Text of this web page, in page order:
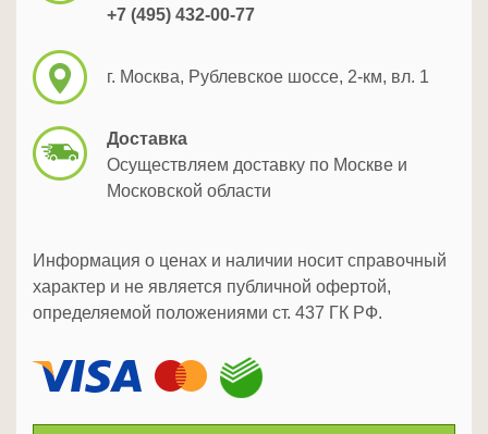
+7 (495) 432-00-77
г. Москва, Рублевское шоссе, 2-км, вл. 1
Доставка
Осуществляем доставку по Москве и
Московской области
Информация о ценах и наличии носит справочный
характер и не является публичной офертой,
определяемой положениями ст. 437 ГК РФ.